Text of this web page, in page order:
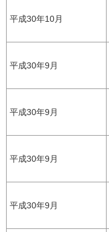
平成30年10月
平成30年9月
平成30年9月
平成30年9月
平成30年9月